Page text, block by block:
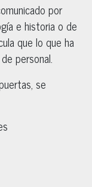
por
e historia o de
que lo que ha
personal.
se